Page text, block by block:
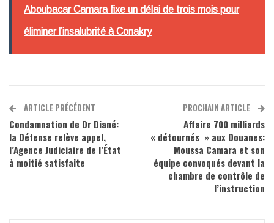
Aboubacar Camara fixe un délai de trois mois pour
éliminer l’insalubrité à Conakry
ARTICLE PRÉCÉDENT
Condamnation de Dr Diané:
la Défense relève appel,
l’Agence Judiciaire de l’État
à moitié satisfaite
PROCHAIN ARTICLE
Affaire 700 milliards
« détournés » aux Douanes:
Moussa Camara et son
équipe convoqués devant la
chambre de contrôle de
l’instruction